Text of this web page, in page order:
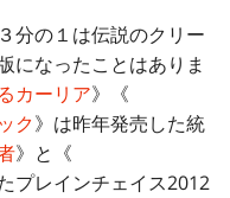
分の１は伝説のクリー
になったことはありま
カーリア》《
ク》は昨年発売した統
》と《
プレインチェイス2012